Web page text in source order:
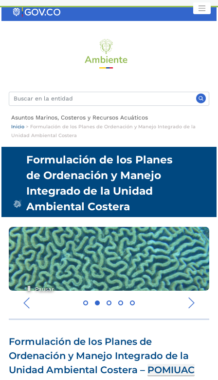
Asuntos Marinos, Costeros y Recursos Acuáticos
Inicio > Formulación de los Planes de Ordenación y Manejo Integrado de la
Unidad Ambiental Costera
Formulación de los Planes
de Ordenación y Manejo
Integrado de la Unidad
Ambiental Costera
‹
›
Pausar
Formulación de los Planes de
Ordenación y Manejo Integrado de la
Unidad Ambiental Costera – POMIUAC